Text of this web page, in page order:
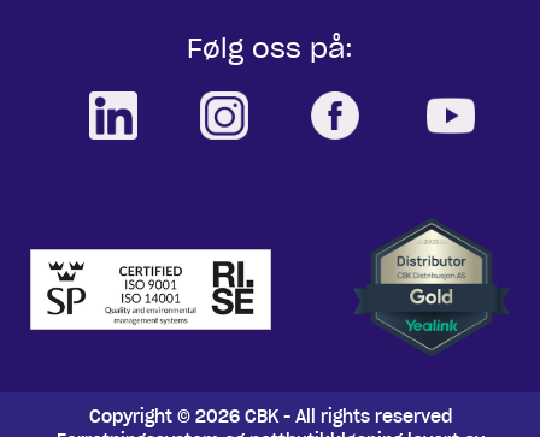
Følg oss på:
Copyright © 2026 CBK - All rights reserved